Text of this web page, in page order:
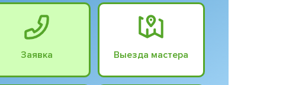
Заявка Выезда мастера